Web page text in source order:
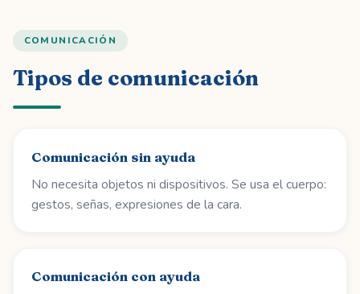
COMUNICACIÓN
Tipos de comunicación
Comunicación sin ayuda
No necesita objetos ni dispositivos. Se usa el cuerpo:
gestos, señas, expresiones de la cara.
Comunicación con ayuda